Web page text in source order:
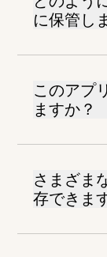
に保管し
このアプ
ますか？
さまざま
存できま